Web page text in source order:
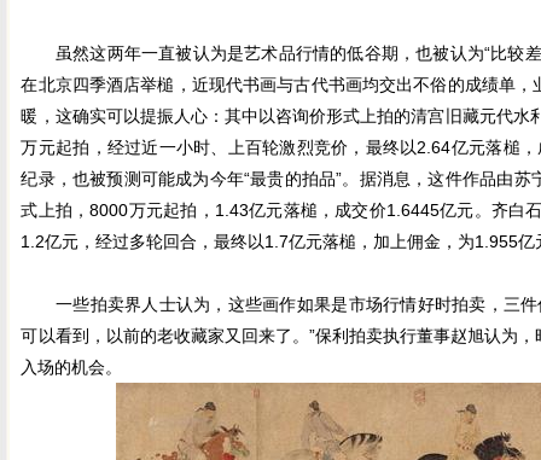
虽然这两年一直被认为是艺术品行情的低谷期，也被认为“比较
在北京四季酒店举槌，近现代书画与古代书画均交出不俗的成绩单
暖，这确实可以提振人心：其中以咨询价形式上拍的清宫旧藏元代
万元起拍，经过近一小时、上百轮激烈竞价，最终以2.64亿元落槌
纪录，也被预测可能成为今年“最贵的拍品”。据消息，这件作品由
式上拍，8000万元起拍，1.43亿元落槌，成交价1.6445亿元。齐白
1.2亿元，经过多轮回合，最终以1.7亿元落槌，加上佣金，为1.955亿
一些拍卖界人士认为，这些画作如果是市场行情好时拍卖，三件
可以看到，以前的老收藏家又回来了。”保利拍卖执行董事赵旭认为
入场的机会。